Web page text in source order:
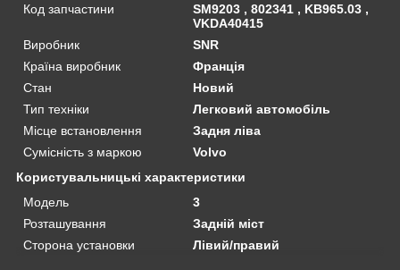
Код запчастини
SM9203 , 802341 , KB965.03 ,
VKDA40415
Виробник
SNR
Країна виробник
Франція
Стан
Новий
Тип техніки
Легковий автомобіль
Місце встановлення
Задня ліва
Сумісність з маркою
Volvo
Користувальницькі характеристики
Мoдель
3
Розташування
Задній міст
Сторона установки
Лівий/правий